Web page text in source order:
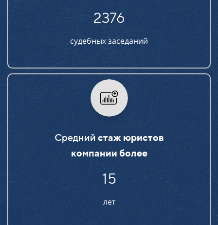
2376
судебных заседаний
Средний стаж юристов
компании более
15
лет